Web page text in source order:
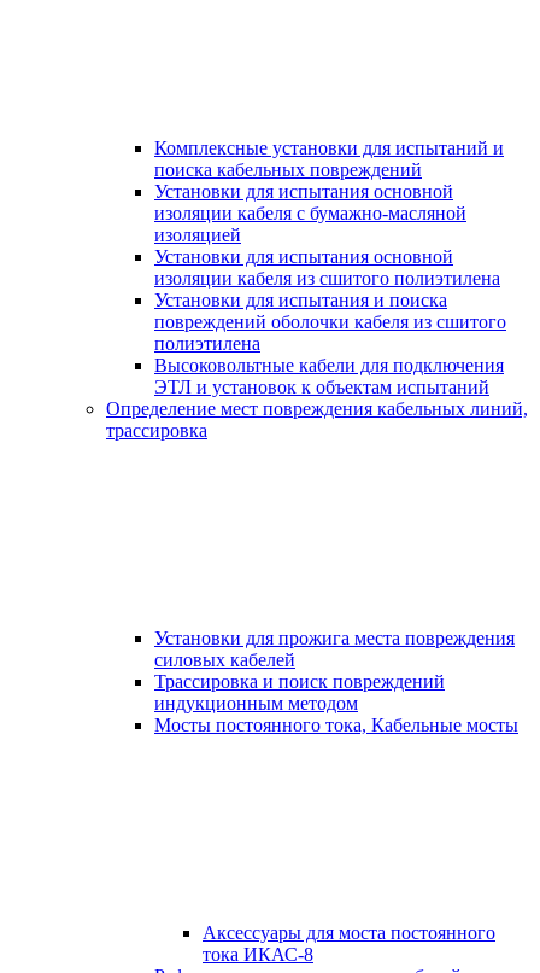
Комплексные установки для испытаний и
поиска кабельных повреждений
Установки для испытания основной
изоляции кабеля с бумажно-масляной
изоляцией
Установки для испытания основной
изоляции кабеля из сшитого полиэтилена
Установки для испытания и поиска
повреждений оболочки кабеля из сшитого
полиэтилена
Высоковольтные кабели для подключения
ЭТЛ и установок к объектам испытаний
Определение мест повреждения кабельных линий,
трассировка
Установки для прожига места повреждения
силовых кабелей
Трассировка и поиск повреждений
индукционным методом
Мосты постоянного тока, Кабельные мосты
Аксессуары для моста постоянного
тока ИКАС-8